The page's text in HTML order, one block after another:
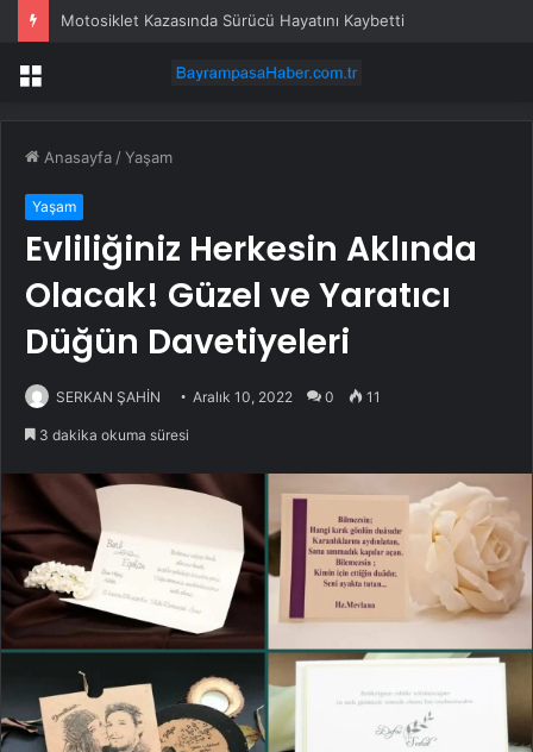
Motosiklet Kazasında Sürücü Hayatını Kaybetti
Menü
Anasayfa /Yaşam
Yaşam
Evliliğiniz Herkesin Aklında
Olacak! Güzel ve Yaratıcı
Düğün Davetiyeleri
SERKAN ŞAHİN Aralık 10, 2022 0 11
3 dakika okuma süresi